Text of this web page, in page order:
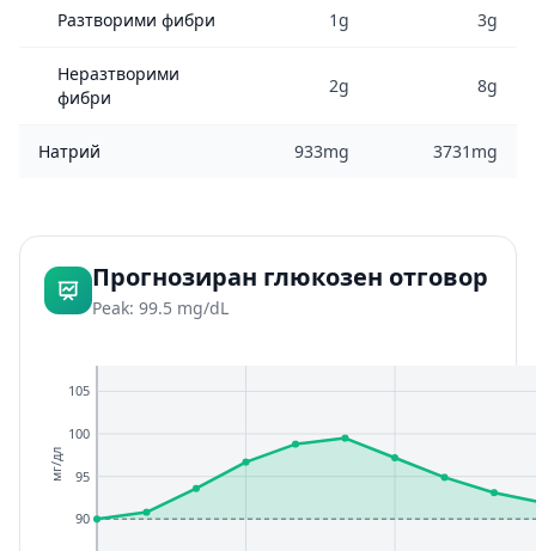
Разтворими фибри 1g 3g
Неразтворими
фибри
2g 8g
Натрий 933mg 3731mg
Прогнозиран глюкозен отговор
Peak: 99.5 mg/dL
90
95
100
105
мг/дл